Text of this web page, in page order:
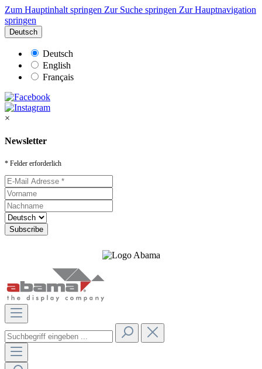
Zum Hauptinhalt springen Zur Suche springen Zur Hauptnavigation
springen
Deutsch
Deutsch
English
Français
×
Newsletter
* Felder erforderlich